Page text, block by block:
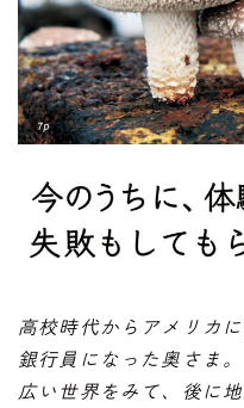
高校時代からアメリカ
銀行員になった奥さま。
広い世界をみて、後に